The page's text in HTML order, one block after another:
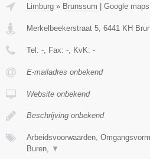
Limburg » Brunssum Google maps
Merkelbeekerstraat 5, 6441 KH
Tel: -, Fax: -, KvK: -
E-mailadres onbekend
Website onbekend
Beschrijving onbekend
Arbeidsvoorwaarden,
Buren, ▼